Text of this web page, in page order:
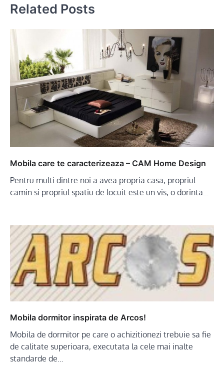
Related Posts
Mobila care te caracterizeaza – CAM Home Design
Pentru multi dintre noi a avea propria casa, propriul
camin si propriul spatiu de locuit este un vis, o dorinta…
Mobila dormitor inspirata de Arcos!
Mobila de dormitor pe care o achizitionezi trebuie sa fie
de calitate superioara, executata la cele mai inalte
standarde de…